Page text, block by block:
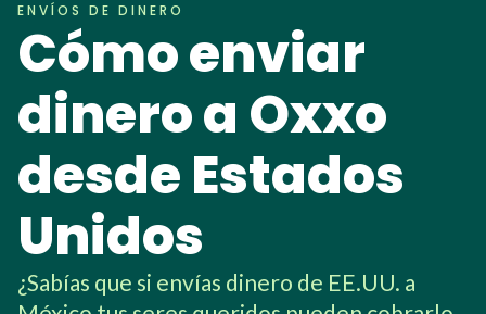
ENVÍOS DE DINERO
Cómo enviar
dinero a Oxxo
desde Estados
Unidos
¿Sabías que si envías dinero de EE.UU. a